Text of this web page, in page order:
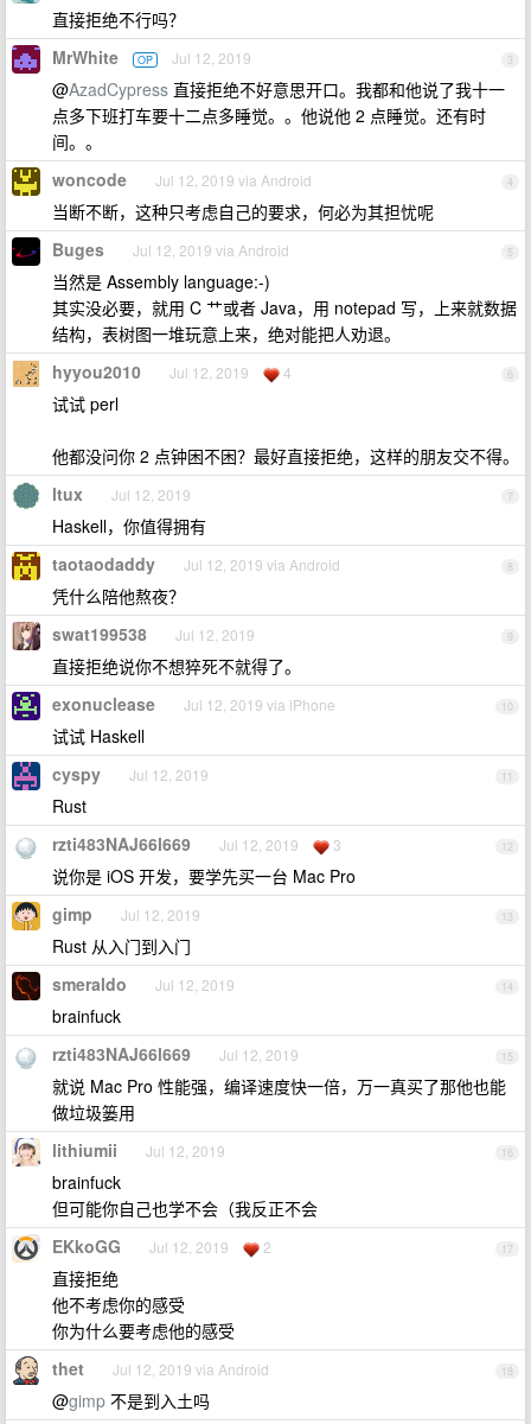
直接拒绝不行吗？
3
MrWhite OP Jul 12, 2019
@AzadCypress 直接拒绝不好意思开口。我都和他说了我十一
点多下班打车要十二点多睡觉。。他说他 2 点睡觉。还有时
间。。
4
woncode Jul 12, 2019 via Android
当断不断，这种只考虑自己的要求，何必为其担忧呢
5
Buges Jul 12, 2019 via Android
当然是 Assembly language:-)
其实没必要，就用 C 艹或者 Java，用 notepad 写，上来就数据
结构，表树图一堆玩意上来，绝对能把人劝退。
6
hyyou2010 Jul 12, 2019 4
试试 perl
他都没问你 2 点钟困不困？最好直接拒绝，这样的朋友交不得。
7
ltux Jul 12, 2019
Haskell，你值得拥有
8
taotaodaddy Jul 12, 2019 via Android
凭什么陪他熬夜？
9
swat199538 Jul 12, 2019
直接拒绝说你不想猝死不就得了。
10
exonuclease Jul 12, 2019 via iPhone
试试 Haskell
11
cyspy Jul 12, 2019
Rust
12
rzti483NAJ66l669 Jul 12, 2019 3
说你是 iOS 开发，要学先买一台 Mac Pro
13
gimp Jul 12, 2019
Rust 从入门到入门
14
smeraldo Jul 12, 2019
brainfuck
15
rzti483NAJ66l669 Jul 12, 2019
就说 Mac Pro 性能强，编译速度快一倍，万一真买了那他也能
做垃圾篓用
16
lithiumii Jul 12, 2019
brainfuck
但可能你自己也学不会（我反正不会
17
EKkoGG Jul 12, 2019 2
直接拒绝
他不考虑你的感受
你为什么要考虑他的感受
18
thet Jul 12, 2019 via Android
@gimp 不是到入土吗